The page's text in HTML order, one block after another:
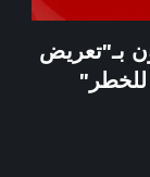
بـ"تعريض
للخطر"